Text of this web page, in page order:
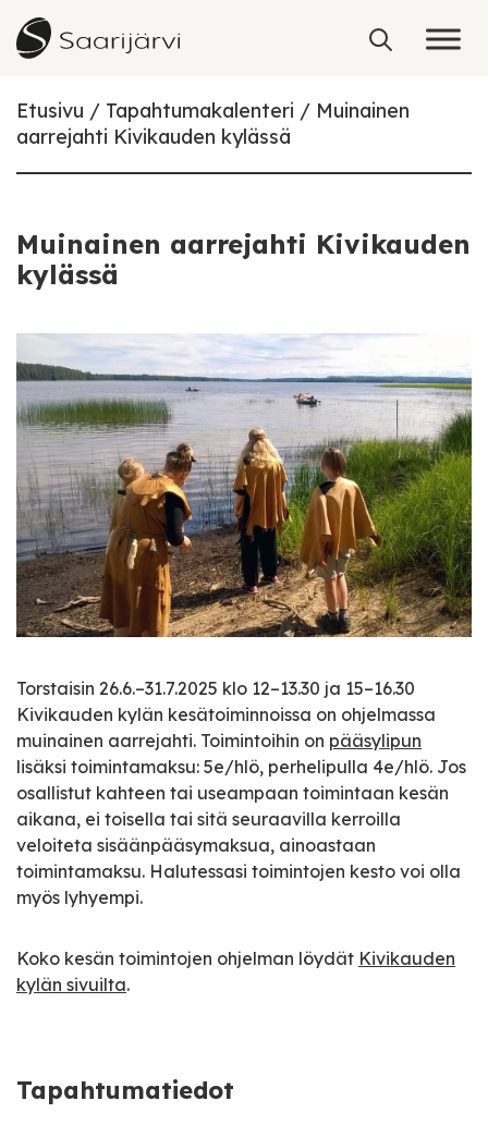
Skip to content
Etusivu Tapahtumakalenteri
Muinainen
aarrejahti Kivikauden kylässä
Muinainen aarrejahti Kivikauden
kylässä
Torstaisin 26.6.–31.7.2025 klo 12–13.30 ja 15–16.30
Kivikauden kylän kesätoiminnoissa on ohjelmassa
muinainen aarrejahti. Toimintoihin on pääsylipun
lisäksi toimintamaksu: 5e/hlö, perhelipulla 4e/hlö. Jos
osallistut kahteen tai useampaan toimintaan kesän
aikana, ei toisella tai sitä seuraavilla kerroilla
veloiteta sisäänpääsymaksua, ainoastaan
toimintamaksu. Halutessasi toimintojen kesto voi olla
myös lyhyempi.
Koko kesän toimintojen ohjelman löydät Kivikauden
kylän sivuilta.
Tapahtumatiedot